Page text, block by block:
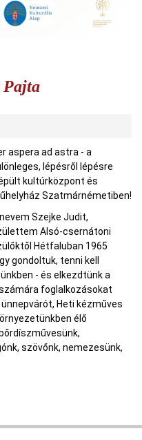
Pajta
aspera ad astra - a
lépésről lépésre
kultúrközpont és
Szatmárnémetiben!
Szejke Judit,
Alsó-csernátoni
Hétfaluban 1965
gondoltuk, tenni kell
- és elkezdtünk a
foglalkozásokat
Heti kézműves
élő
szövőnk, nemezesünk,